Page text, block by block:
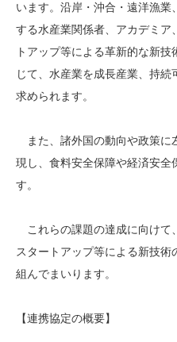
います。沿岸・沖合・遠洋漁業
する水産業関係者、アカデミア
トアップ等による革新的な新
じて、水産業を成長産業、持
求められます。
また、諸外国の動向や政策に
現し、食料安全保障や経済安
す。
これらの課題の達成に向けて
スタートアップ等による新技術
組んでまいります。
【連携協定の概要】